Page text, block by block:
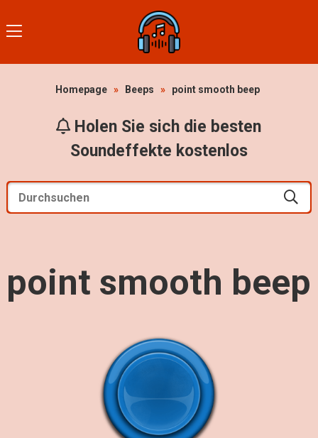
Homepage » Beeps » point smooth beep
Holen Sie sich die besten
Soundeffekte kostenlos
point smooth beep